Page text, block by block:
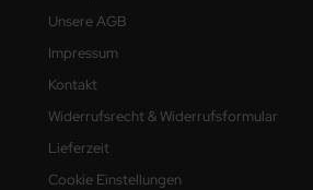
Unsere AGB
Impressum
Kontakt
Widerrufsrecht & Widerrufsformular
Lieferzeit
Cookie Einstellungen